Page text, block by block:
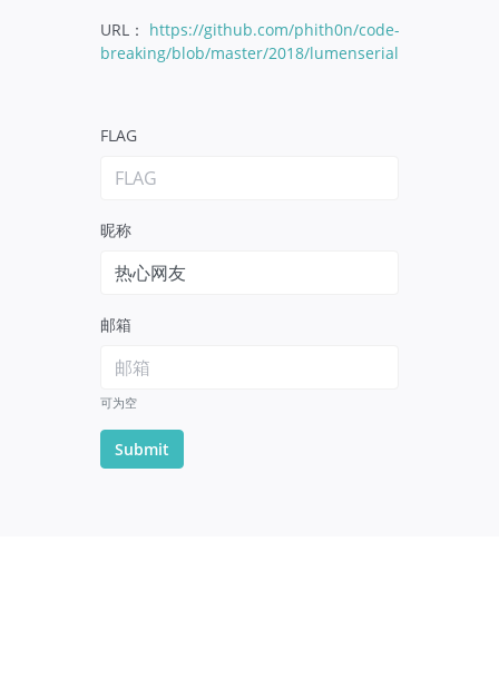
URL： https://github.com/phith0n/code-
breaking/blob/master/2018/lumenserial
FLAG
昵称
邮箱
可为空
Submit